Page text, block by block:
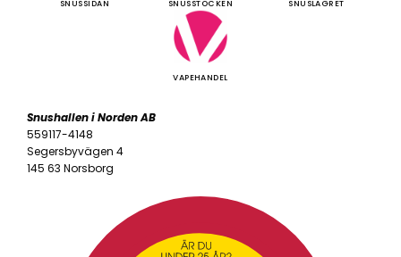
SNUSSIDAN SNUSSTOCKEN SNUSLAGRET
VAPEHANDEL
Snushallen i Norden AB
559117-4148
Segersbyvägen 4
145 63 Norsborg